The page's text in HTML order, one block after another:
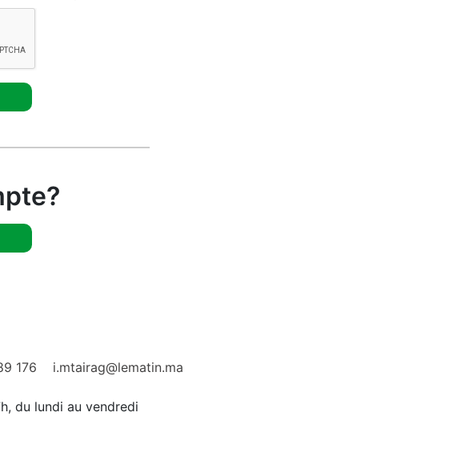
176 i.mtairag@lematin.ma
du lundi au vendredi